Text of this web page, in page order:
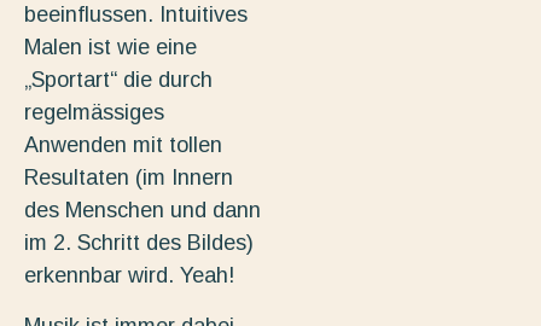
beeinflussen. Intuitives
Malen ist wie eine
„Sportart“ die durch
regelmässiges
Anwenden mit tollen
Resultaten (im Innern
des Menschen und dann
im 2. Schritt des Bildes)
erkennbar wird. Yeah!